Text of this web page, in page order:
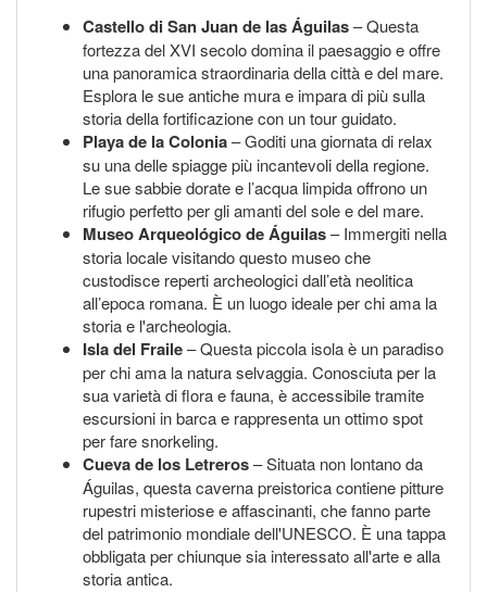
Castello di San Juan de las Águilas– Questa
fortezza del XVI secolo domina il paesaggio e offre
una panoramica straordinaria della città e del mare.
Esplora le sue antiche mura e impara di più sulla
storia della fortificazione con un tour guidato.
Playa de la Colonia– Goditi una giornata di relax
su una delle spiagge più incantevoli della regione.
Le sue sabbie dorate e l’acqua limpida offrono un
rifugio perfetto per gli amanti del sole e del mare.
Museo Arqueológico de Águilas– Immergiti nella
storia locale visitando questo museo che
custodisce reperti archeologici dall’età neolitica
all’epoca romana. È un luogo ideale per chi ama la
storia e l'archeologia.
Isla del Fraile– Questa piccola isola è un paradiso
per chi ama la natura selvaggia. Conosciuta per la
sua varietà di flora e fauna, è accessibile tramite
escursioni in barca e rappresenta un ottimo spot
per fare snorkeling.
Cueva de los Letreros– Situata non lontano da
Águilas, questa caverna preistorica contiene pitture
rupestri misteriose e affascinanti, che fanno parte
del patrimonio mondiale dell'UNESCO. È una tappa
obbligata per chiunque sia interessato all'arte e alla
storia antica.